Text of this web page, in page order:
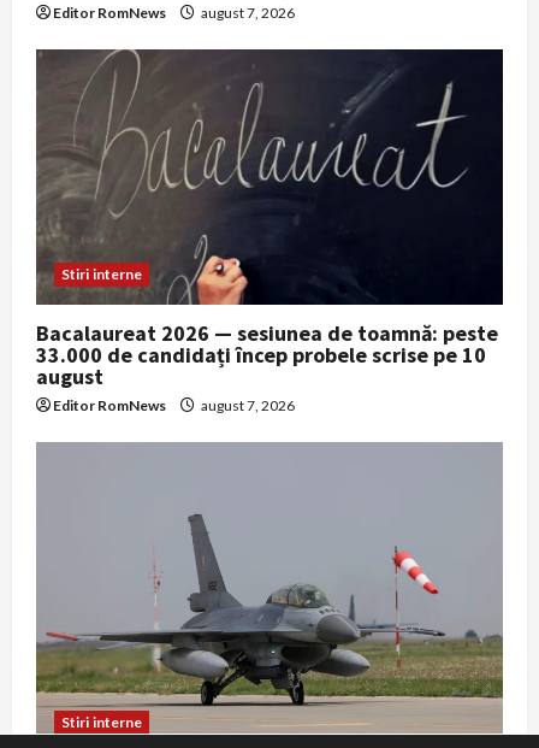
Editor RomNews august 7, 2026
Stiri interne
Bacalaureat 2026 — sesiunea de toamnă: peste
33.000 de candidați încep probele scrise pe 10
august
Editor RomNews august 7, 2026
Stiri interne